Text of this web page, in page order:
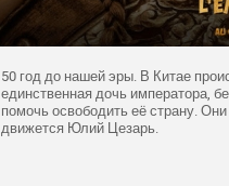
50 год до нашей эры. В Китае
единственная дочь императора,
помочь освободить её страну.
движется Юлий Цезарь.